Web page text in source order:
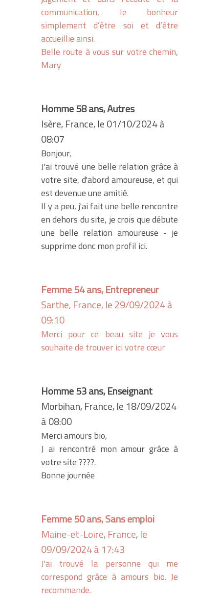
communication, le bonheur
simplement d’être soi et d’être
accueillie ainsi.
Belle route à vous sur votre chemin,
Mary
Homme 58 ans, Autres
Isère, France, le 01/10/2024 à
08:07
Bonjour,
J'ai trouvé une belle relation grâce à
votre site, d'abord amoureuse, et qui
est devenue une amitié.
Il y a peu, j'ai fait une belle rencontre
en dehors du site, je crois que débute
une belle relation amoureuse - je
supprime donc mon profil ici.
Femme 54 ans, Entrepreneur
Sarthe, France, le 29/09/2024 à
09:10
Merci pour ce beau site je vous
souhaite de trouver ici votre cœur
Homme 53 ans, Enseignant
Morbihan, France, le 18/09/2024
à 08:00
Merci amours bio,
J ai rencontré mon amour grâce à
votre site ????.
Bonne journée
Femme 50 ans, Sans emploi
Maine-et-Loire, France, le
09/09/2024 à 17:43
J'ai trouvé la personne qui me
correspond grâce à amours bio. Je
recommande.